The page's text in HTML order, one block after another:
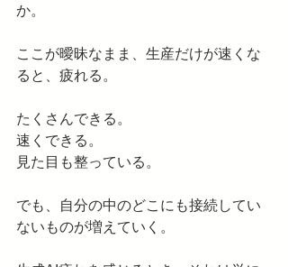
か。
ここが曖昧なまま、生産だけが速くな
ると、疲れる。
たくさんできる。
速くできる。
見た目も整っている。
でも、自分の中のどこにも接続してい
ないものが増えていく。